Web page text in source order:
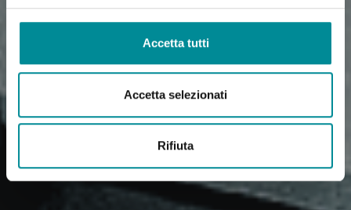
Accetta tutti
Accetta selezionati
Rifiuta